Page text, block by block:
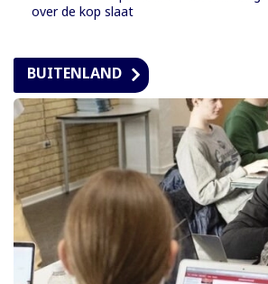
over de kop slaat
BUITENLAND